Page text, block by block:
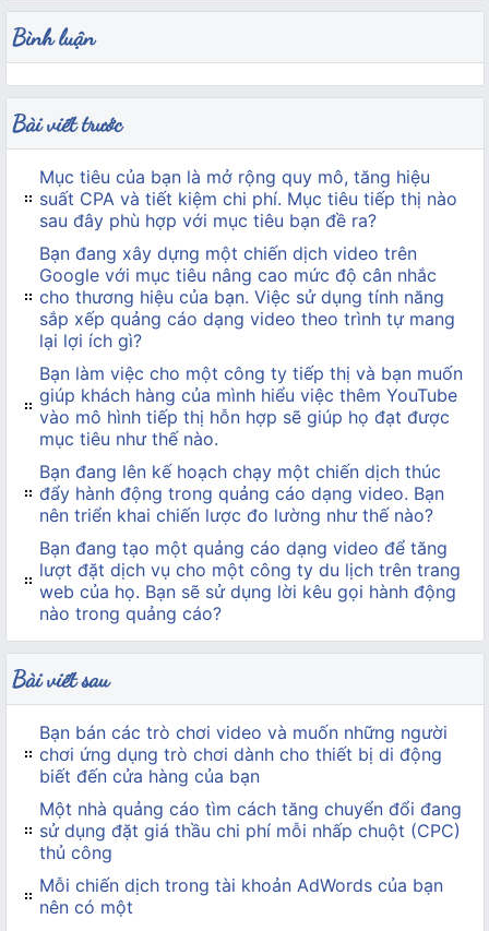
Bình luận
Bài viết trước
Mục tiêu của bạn là mở rộng quy mô, tăng hiệu
suất CPA và tiết kiệm chi phí. Mục tiêu tiếp thị nào
sau đây phù hợp với mục tiêu bạn đề ra?
Bạn đang xây dựng một chiến dịch video trên
Google với mục tiêu nâng cao mức độ cân nhắc
cho thương hiệu của bạn. Việc sử dụng tính năng
sắp xếp quảng cáo dạng video theo trình tự mang
lại lợi ích gì?
Bạn làm việc cho một công ty tiếp thị và bạn muốn
giúp khách hàng của mình hiểu việc thêm YouTube
vào mô hình tiếp thị hỗn hợp sẽ giúp họ đạt được
mục tiêu như thế nào.
Bạn đang lên kế hoạch chạy một chiến dịch thúc
đẩy hành động trong quảng cáo dạng video. Bạn
nên triển khai chiến lược đo lường như thế nào?
Bạn đang tạo một quảng cáo dạng video để tăng
lượt đặt dịch vụ cho một công ty du lịch trên trang
web của họ. Bạn sẽ sử dụng lời kêu gọi hành động
nào trong quảng cáo?
Bài viết sau
Bạn bán các trò chơi video và muốn những người
chơi ứng dụng trò chơi dành cho thiết bị di động
biết đến cửa hàng của bạn
Một nhà quảng cáo tìm cách tăng chuyển đổi đang
sử dụng đặt giá thầu chi phí mỗi nhấp chuột (CPC)
thủ công
Mỗi chiến dịch trong tài khoản AdWords của bạn
nên có một